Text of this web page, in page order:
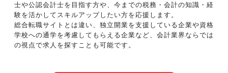
士や公認会計士を目指す方や、今までの税務・会計の知識・経
験を活かしてスキルアップしたい方を応援します。
総合転職サイトとは違い、独立開業を支援している企業や資格
学校への通学を考慮してもらえる企業など、会計業界ならでは
の視点で求人を探すことも可能です。